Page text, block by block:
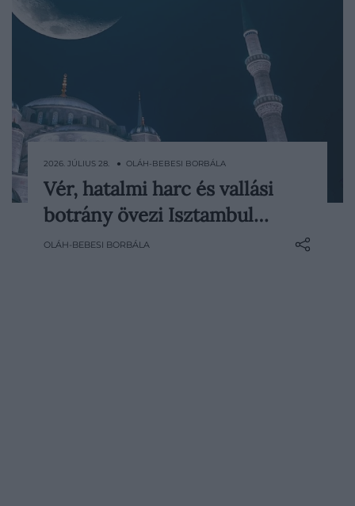
Odabent mindig kék az ég. Isztambul
legismertebb mecsetének kupolái alatt
több tízezer csempe, festett
2026. JÚLIUS 28. ● OLÁH-BEBESI BORBÁLA
Vér, hatalmi harc és vallási
botrány övezi Isztambul…
OLÁH-BEBESI BORBÁLA